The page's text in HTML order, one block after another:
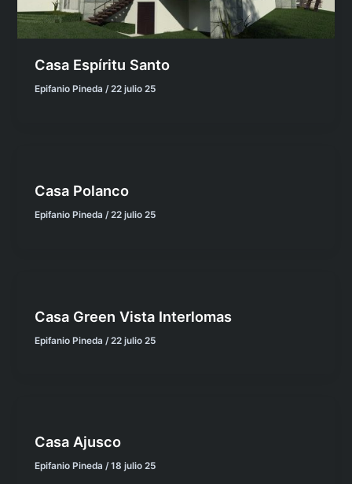
Casa Espíritu Santo
Epifanio Pineda/22 julio 25
Casa Polanco
Epifanio Pineda/22 julio 25
Casa Green Vista Interlomas
Epifanio Pineda /22 julio 25
Casa Ajusco
Epifanio Pineda/18 julio 25